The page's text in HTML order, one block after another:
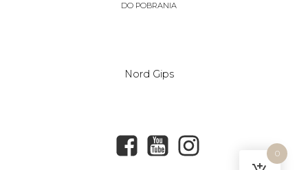
DO POBRANIA
Nord Gips
0